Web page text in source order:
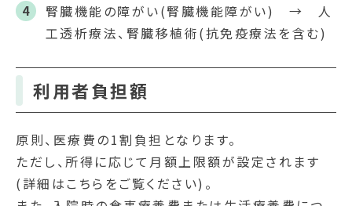
腎臓機能の障がい(腎臓機能障がい) → 人
工透析療法、腎臓移植術(抗免疫療法を含む)
利用者負担額
原則、医療費の1割負担となります。
ただし、所得に応じて月額上限額が設定されます
(詳細はこちらをご覧ください)。